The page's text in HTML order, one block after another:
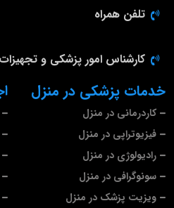
خدمات پزشکی در منزل
کاردرمانی در منزل
فیزیوتراپی در منزل
رادیولوژی در منزل
سونوگرافی در منزل
ویزیت پزشک در منزل
تلفن همراه
کارشناس امور پزشکی و